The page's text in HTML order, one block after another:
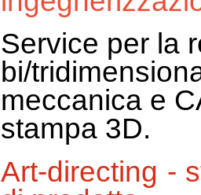
Service per la
bi/
meccanica e
stampa 3D.
Art-directing -